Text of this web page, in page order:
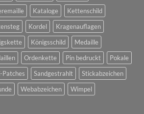
Kataloge
Kettenschild
Kordel
Kragenauflagen
Königsschild
Medaille
Ordenkette Pin bedruckt
Pokale
Patches
Sandgestrahlt
Stickabzeichen
Webabzeichen Wimpel